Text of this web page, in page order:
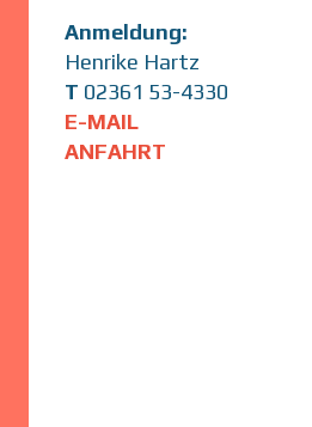
Anmeldung:
Henrike Hartz
T 02361 53-4330
E-MAIL
ANFAHRT